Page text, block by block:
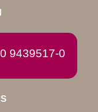
9439517-0